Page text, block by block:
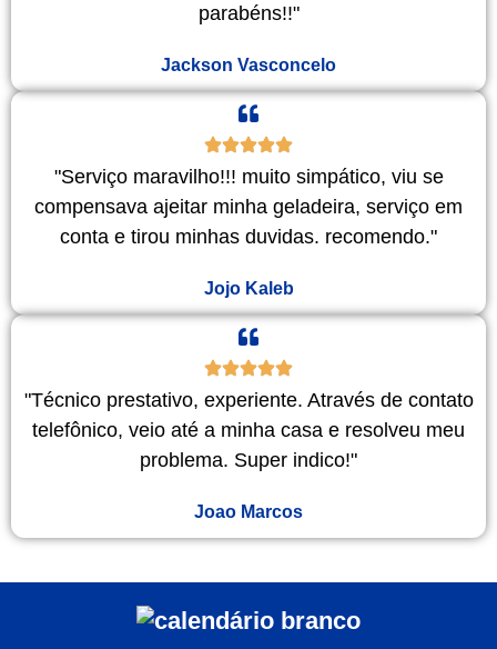
parabéns!!"
Jackson Vasconcelo
"Serviço maravilho!!! muito simpático, viu se
compensava ajeitar minha geladeira, serviço em
conta e tirou minhas duvidas. recomendo."
Jojo Kaleb
"Técnico prestativo, experiente. Através de contato
telefônico, veio até a minha casa e resolveu meu
problema. Super indico!"
Joao Marcos